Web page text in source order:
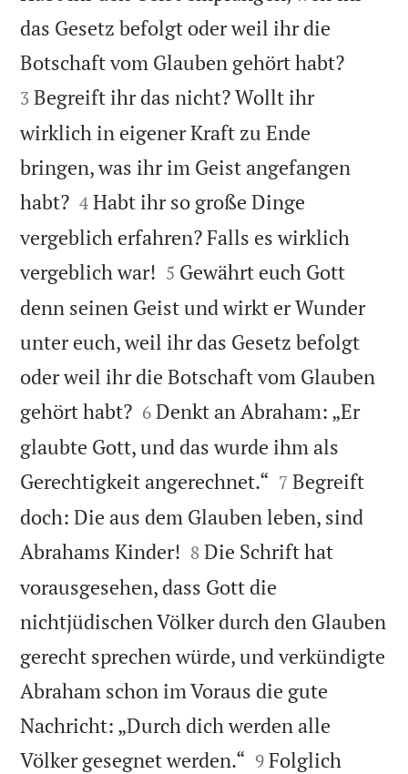
das Gesetz befolgt oder weil ihr die
Botschaft vom Glauben gehört habt?
3 Begreift ihr das nicht? Wollt ihr
wirklich in eigener Kraft zu Ende
bringen, was ihr im Geist angefangen
habt?
4 Habt ihr so große Dinge
vergeblich erfahren? Falls es wirklich
vergeblich war! 

5 Gewährt euch Gott
denn seinen Geist und wirkt er Wunder
unter euch, weil ihr das Gesetz befolgt
oder weil ihr die Botschaft vom Glauben
gehört habt?
6 Denkt an Abraham: „Er
glaubte Gott, und das wurde ihm als
Gerechtigkeit angerechnet.“ 

7 Begreift
doch: Die aus dem Glauben leben, sind
Abrahams Kinder! 

8 Die Schrift hat
vorausgesehen, dass Gott die
nichtjüdischen Völker durch den Glauben
gerecht sprechen würde, und verkündigte
Abraham schon im Voraus die gute
Nachricht: „Durch dich werden alle
Völker gesegnet werden.“ 

9 Folglich